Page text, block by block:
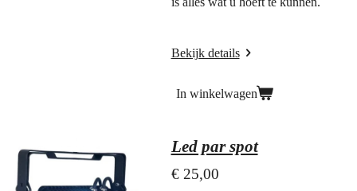
Bekijk details
In winkelwagen
Led par spot
€ 25,00